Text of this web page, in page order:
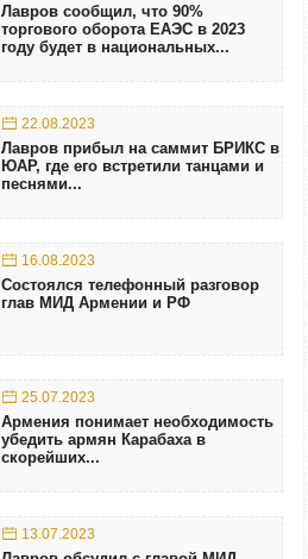
Лавров сообщил, что 90%
торгового оборота ЕАЭС в 2023
году будет в национальных...
22.08.2023
Лавров прибыл на саммит БРИКС в
ЮАР, где его встретили танцами и
песнями...
16.08.2023
Состоялся телефонный разговор
глав МИД Армении и РФ
25.07.2023
Армения понимает необходимость
убедить армян Карабаха в
скорейших...
13.07.2023